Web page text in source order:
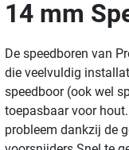
14 mm
De speedboren van
die veelvuldig
speedboor (ook wel
toepasbaar voor
probleem dankzij de